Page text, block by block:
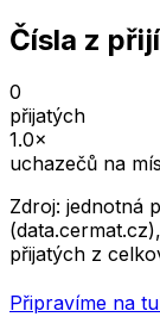
Čísla z
0
přijatých
1.0×
uchazečů na
Zdroj: jednotná
(data.cermat.cz),
přijatých z
Připravíme na